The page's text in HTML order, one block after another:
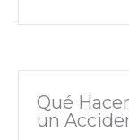
Qué
un